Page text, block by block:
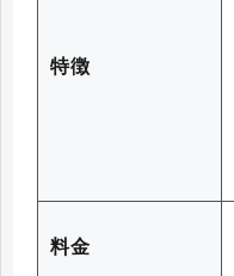
特徴
料金